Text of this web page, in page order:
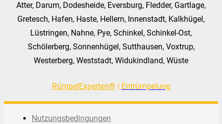
Atter, Darum, Dodesheide, Eversburg, Fledder, Gartlage,
Gretesch, Hafen, Haste, Hellern, Innenstadt, Kalkhügel,
Lüstringen, Nahne, Pye, Schinkel, Schinkel-Ost,
Schölerberg, Sonnenhügel, Sutthausen, Voxtrup,
Westerberg, Weststadt, Widukindland, Wüste
RümpelExperten® Entrümpelung
Nutzungsbedingungen